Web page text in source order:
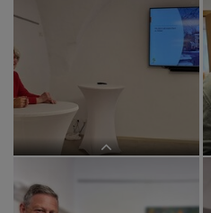
im BEGEGNUNGSzentrum